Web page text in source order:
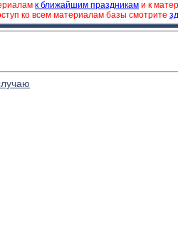
к ближайшим праздникам и к
ко всем материалам базы смотрите